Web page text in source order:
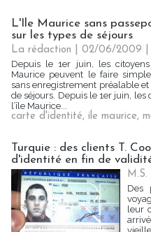
L'Ile Maurice sans
sur les types de séjours
La rédaction | 02/06/2009
Depuis le 1er juin, les
Maurice peuvent le faire
sans enregistrement préalable
de séjours. Depuis le 1er juin,
l’île Maurice...
carte d'identité, ile maurice,
Turquie : des clients T.
d'identité en fin de
Des
leur